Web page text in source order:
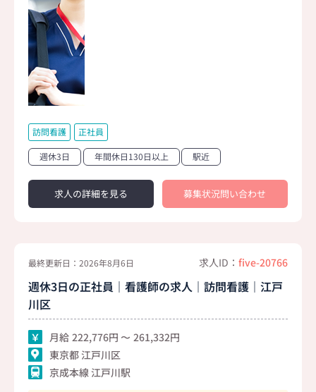
訪問看護 正社員
週休3日 年間休日130日以上 駅近
求人の詳細を見る 募集状況問い合わせ
最終更新日：2026年8月6日 求人ID： five-20766
週休3日の正社員｜看護師の求人｜訪問看護｜江戸
川区
月給 222,776
261,332
東京都 江戸川区
京成本線 江戸川駅